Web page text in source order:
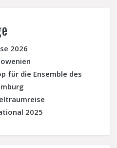
2026
für die Ensemble des
2025